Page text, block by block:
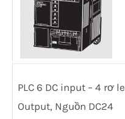
PLC 6 DC input – 4 rơ le
Output, Nguồn DC24